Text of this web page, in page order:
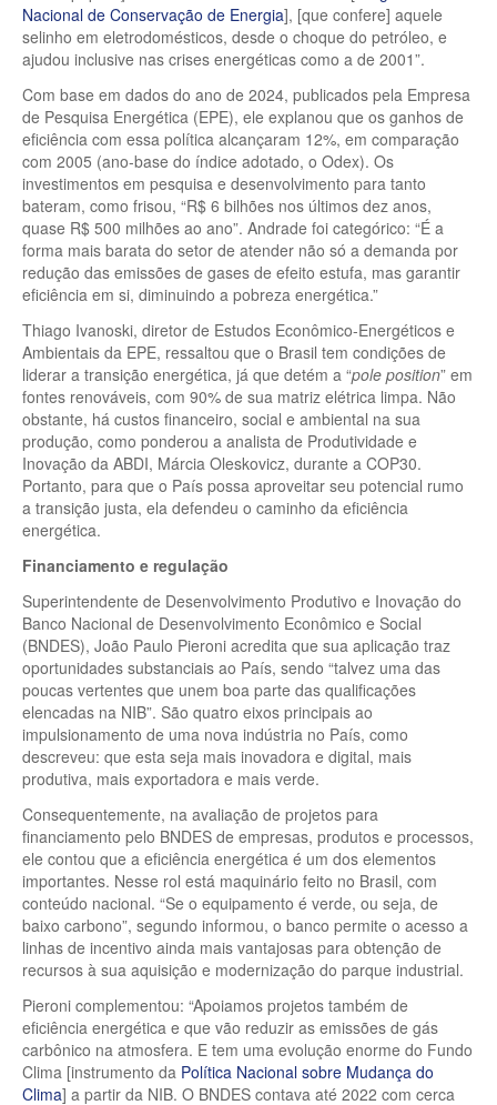
Nacional de Conservação de Energia], [que confere] aquele
selinho em eletrodomésticos, desde o choque do petróleo, e
ajudou inclusive nas crises energéticas como a de 2001”.
Com base em dados do ano de 2024, publicados pela Empresa
de Pesquisa Energética (EPE), ele explanou que os ganhos de
eficiência com essa política alcançaram 12%, em comparação
com 2005 (ano-base do índice adotado, o Odex). Os
investimentos em pesquisa e desenvolvimento para tanto
bateram, como frisou, “R$ 6 bilhões nos últimos dez anos,
quase R$ 500 milhões ao ano”. Andrade foi categórico: “É a
forma mais barata do setor de atender não só a demanda por
redução das emissões de gases de efeito estufa, mas garantir
eficiência em si, diminuindo a pobreza energética.”
Thiago Ivanoski, diretor de Estudos Econômico-Energéticos e
Ambientais da EPE, ressaltou que o Brasil tem condições de
liderar a transição energética, já que detém a “pole position” em
fontes renováveis, com 90% de sua matriz elétrica limpa. Não
obstante, há custos financeiro, social e ambiental na sua
produção, como ponderou a analista de Produtividade e
Inovação da ABDI, Márcia Oleskovicz, durante a COP30.
Portanto, para que o País possa aproveitar seu potencial rumo
a transição justa, ela defendeu o caminho da eficiência
energética.
Financiamento e regulação
Superintendente de Desenvolvimento Produtivo e Inovação do
Banco Nacional de Desenvolvimento Econômico e Social
(BNDES), João Paulo Pieroni acredita que sua aplicação traz
oportunidades substanciais ao País, sendo “talvez uma das
poucas vertentes que unem boa parte das qualificações
elencadas na NIB”. São quatro eixos principais ao
impulsionamento de uma nova indústria no País, como
descreveu: que esta seja mais inovadora e digital, mais
produtiva, mais exportadora e mais verde.
Consequentemente, na avaliação de projetos para
financiamento pelo BNDES de empresas, produtos e processos,
ele contou que a eficiência energética é um dos elementos
importantes. Nesse rol está maquinário feito no Brasil, com
conteúdo nacional. “Se o equipamento é verde, ou seja, de
baixo carbono”, segundo informou, o banco permite o acesso a
linhas de incentivo ainda mais vantajosas para obtenção de
recursos à sua aquisição e modernização do parque industrial.
Pieroni complementou: “Apoiamos projetos também de
eficiência energética e que vão reduzir as emissões de gás
carbônico na atmosfera. E tem uma evolução enorme do Fundo
Clima [instrumento da Política Nacional sobre Mudança do
Clima] a partir da NIB. O BNDES contava até 2022 com cerca